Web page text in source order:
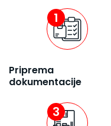
1
Priprema
dokumentacije
3